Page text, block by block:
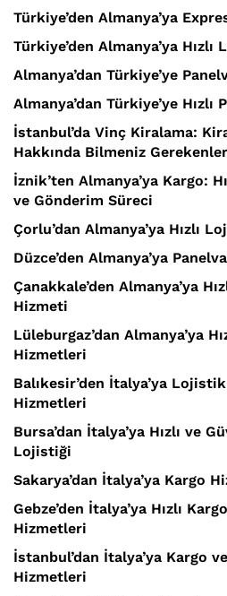
Türkiye’den Almanya’ya
Türkiye’den Almanya’ya
Almanya’dan Türkiye’ye
Almanya’dan Türkiye’ye
İstanbul’da Vinç Kiralama:
Hakkında Bilmeniz Gerekenler
İznik’ten Almanya’ya Kargo:
ve Gönderim Süreci
Çorlu’dan Almanya’ya Hızlı
Düzce’den Almanya’ya
Çanakkale’den Almanya’ya
Hizmeti
Lüleburgaz’dan Almanya’ya
Hizmetleri
Balıkesir’den İtalya’ya Lojistik
Hizmetleri
Bursa’dan İtalya’ya Hızlı ve
Lojistiği
Sakarya’dan İtalya’ya Kargo
Gebze’den İtalya’ya Hızlı
Hizmetleri
İstanbul’dan İtalya’ya Kargo
Hizmetleri